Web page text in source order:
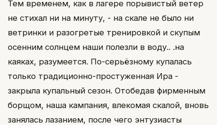
Тем временем, как в лагере порывистый ветер
не стихал ни на минуту, - на скале не было ни
ветринки и разогретые тренировкой и скупым
осенним солнцем наши полезли в воду.. .на
каяках, разумеется. По-серьёзному купалась
только традиционно-простуженная Ира -
закрыла купальный сезон. Отобедав фирменным
борщом, наша кампания, влекомая скалой, вновь
занялась лазанием, после чего энтузиасты